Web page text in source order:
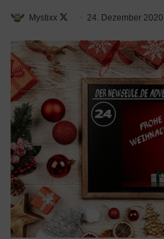
Mystixx
l
o
24. Dezember 2020